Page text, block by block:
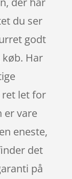
du ser
godt
Har
ret let for
er vare
eneste,
det
på